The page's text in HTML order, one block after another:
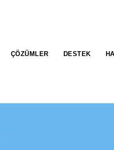
ÇÖZÜMLER DESTEK